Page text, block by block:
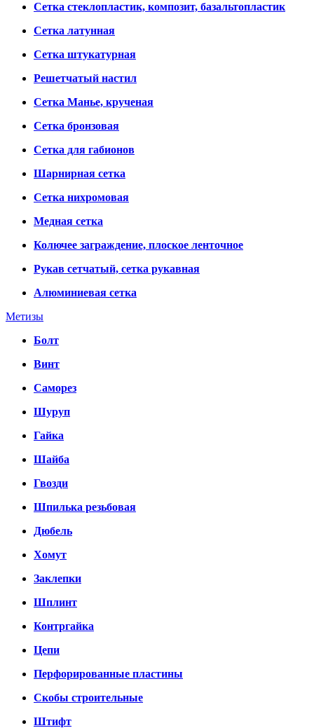
Сетка стеклопластик, композит, базальтопластик
Сетка латунная
Сетка штукатурная
Решетчатый настил
Сетка Манье, крученая
Сетка бронзовая
Сетка для габионов
Шарнирная сетка
Сетка нихромовая
Медная сетка
Колючее заграждение, плоское ленточное
Рукав сетчатый, сетка рукавная
Алюминиевая сетка
Метизы
Болт
Винт
Саморез
Шуруп
Гайка
Шайба
Гвозди
Шпилька резьбовая
Дюбель
Хомут
Заклепки
Шплинт
Контргайка
Цепи
Перфорированные пластины
Скобы строительные
Штифт